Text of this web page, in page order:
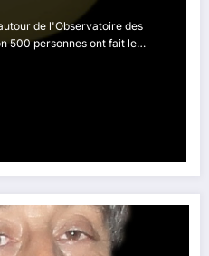
de l'Observatoire des
500 personnes ont fait le…